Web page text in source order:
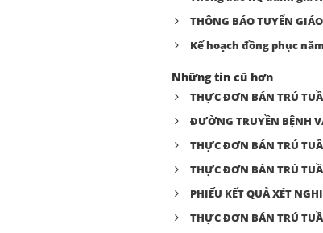
THÔNG BÁO TUYỂN
Kế hoạch đồng phục
Những tin cũ hơn
THỰC ĐƠN BÁN TRÚ
ĐƯỜNG TRUYỀN BỆNH
THỰC ĐƠN BÁN TRÚ
THỰC ĐƠN BÁN TRÚ
PHIẾU KẾT QUẢ XÉT
THỰC ĐƠN BÁN TRÚ